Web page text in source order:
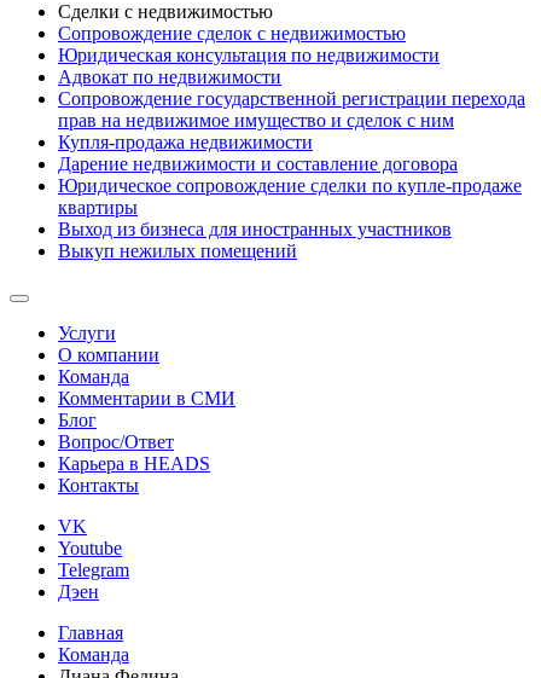
Сделки с недвижимостью
Сопровождение сделок с недвижимостью
Юридическая консультация по недвижимости
Адвокат по недвижимости
Сопровождение государственной регистрации перехода
прав на недвижимое имущество и сделок с ним
Купля-продажа недвижимости
Дарение недвижимости и составление договора
Юридическое сопровождение сделки по купле-продаже
квартиры
Выход из бизнеса для иностранных участников
Выкуп нежилых помещений
Услуги
О компании
Команда
Комментарии в СМИ
Блог
Вопрос/Ответ
Карьера в HEADS
Контакты
VK
Youtube
Telegram
Дэен
Главная
Команда